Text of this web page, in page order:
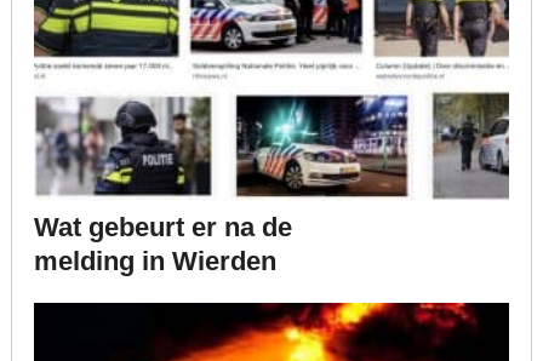
Wat gebeurt er na de
melding in Wierden